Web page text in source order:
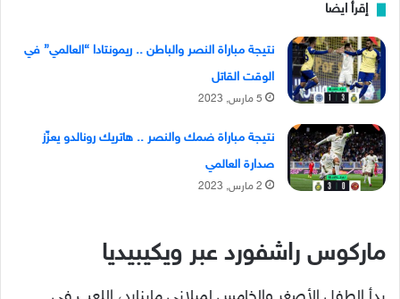
إقرأ ايضا
نتيجة مباراة النصر والباطن .. ريمونتادا “العالمي” في
الوقت القاتل
5 مارس, 2023
نتيجة مباراة ضمك والنصر .. هاتريك رونالدو يعزّز
صدارة العالمي
2 مارس, 2023
ماركوس راشفورد عبر ويكيبيديا